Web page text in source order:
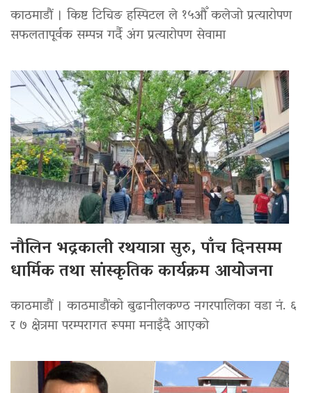
काठमाडौं । किष्ट टिचिङ हस्पिटल ले १५औँ कलेजो प्रत्यारोपण
सफलतापूर्वक सम्पन्न गर्दै अंग प्रत्यारोपण सेवामा
नौलिन भद्रकाली रथयात्रा सुरु, पाँच दिनसम्म
धार्मिक तथा सांस्कृतिक कार्यक्रम आयोजना
काठमाडौं । काठमाडौंको बुढानीलकण्ठ नगरपालिका वडा नं. ६
र ७ क्षेत्रमा परम्परागत रूपमा मनाइँदै आएको